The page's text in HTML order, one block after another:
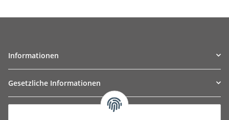
Informationen
Gesetzliche Informationen